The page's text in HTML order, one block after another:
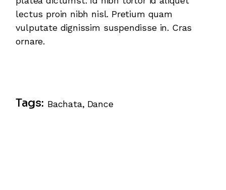
lectus proin nibh nisl. Pretium quam
vulputate dignissim suspendisse in. Cras
ornare.
Tags: Bachata Dance